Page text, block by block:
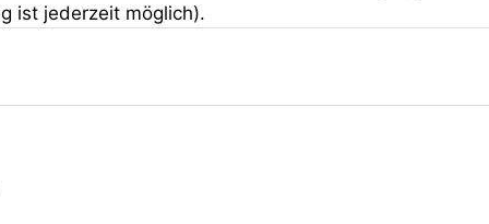
ist jederzeit möglich).